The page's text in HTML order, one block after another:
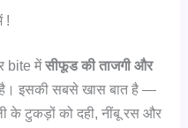
!
bite मेंसीफूड की ताजगी और
इसकी सबसे खास बात है —
के टुकड़ों को दही, नींबू रस और